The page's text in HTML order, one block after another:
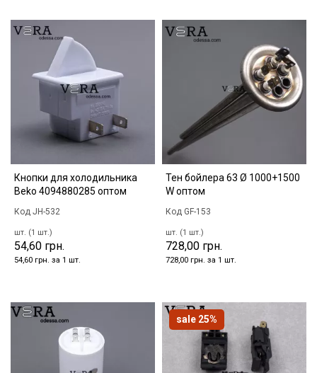
Кнопки для холодильника
Beko 4094880285 оптом
Код JH-532
шт. (1 шт.)
54,60 грн.
54,60 грн. за 1 шт.
Тен бойлера 63 Ø 1000+1500
W оптом
Код GF-153
шт. (1 шт.)
728,00 грн.
728,00 грн. за 1 шт.
sale 25%